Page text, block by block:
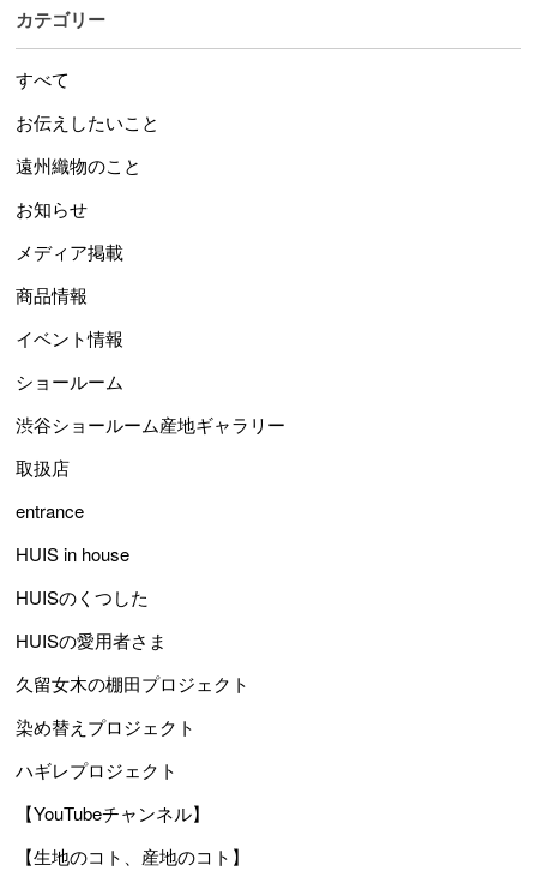
カテゴリー
すべて
お伝えしたいこと
遠州織物のこと
お知らせ
メディア掲載
商品情報
イベント情報
ショールーム
渋谷ショールーム産地ギャラリー
取扱店
entrance
HUIS in house
HUISのくつした
HUISの愛用者さま
久留女木の棚田プロジェクト
染め替えプロジェクト
ハギレプロジェクト
【YouTubeチャンネル】
【生地のコト、産地のコト】